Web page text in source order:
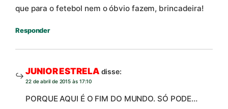
que para o fetebol nem o óbvio fazem, brincadeira!
Responder
JUNIOR ESTRELA disse:
22 de abril de 2015 às 17:10
PORQUE AQUI É O FIM DO MUNDO. SÓ PODE…